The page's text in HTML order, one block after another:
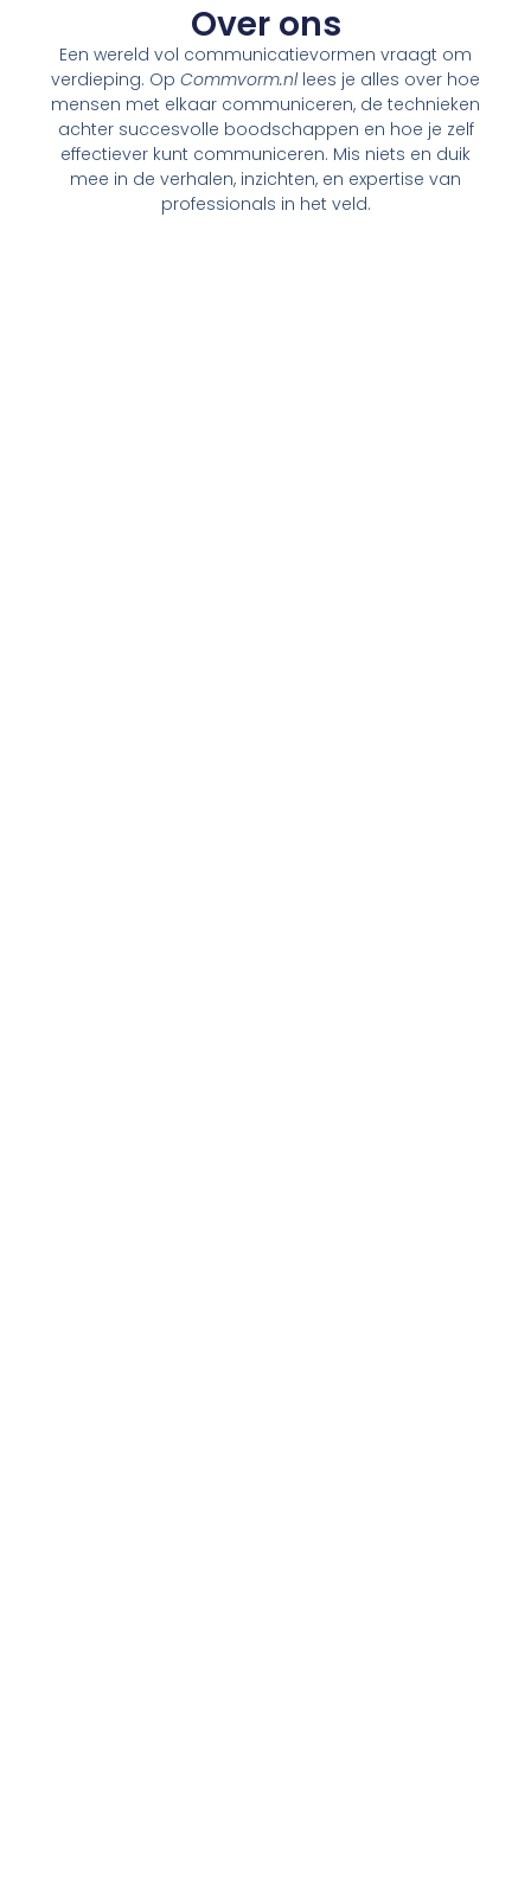
Over ons
Een wereld vol communicatievormen vraagt om
verdieping. Op Commvorm.nllees je alles over hoe
mensen met elkaar communiceren, de technieken
achter succesvolle boodschappen en hoe je zelf
effectiever kunt communiceren. Mis niets en duik
mee in de verhalen, inzichten, en expertise van
professionals in het veld.